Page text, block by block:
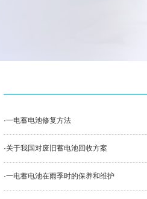
·一电蓄电池修复方法
·关于我国对废旧蓄电池回收方案
·一电蓄电池在雨季时的保养和维护